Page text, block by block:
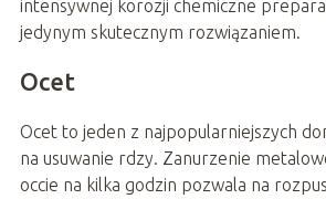
intensywnej korozji chemiczne
jedynym skutecznym rozwiązaniem.
Ocet
Ocet to jeden z najpopularniejszych
na usuwanie rdzy. Zanurzenie
occie na kilka godzin pozwala na